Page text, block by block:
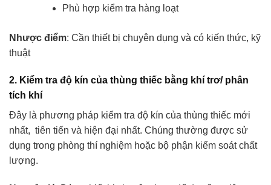
Phù hợp kiểm tra hàng loạt
Nhược điểm: Cần thiết bị chuyên dụng và có kiến thức, kỹ
thuật
2. Kiểm tra độ kín của thùng thiếc bằng khí trơ/ phân
tích khí
Đây là phương pháp kiểm tra độ kín của thùng thiếc mới
nhất, tiên tiến và hiện đại nhất. Chúng thường được sử
dụng trong phòng thí nghiệm hoặc bộ phận kiểm soát chất
lượng.